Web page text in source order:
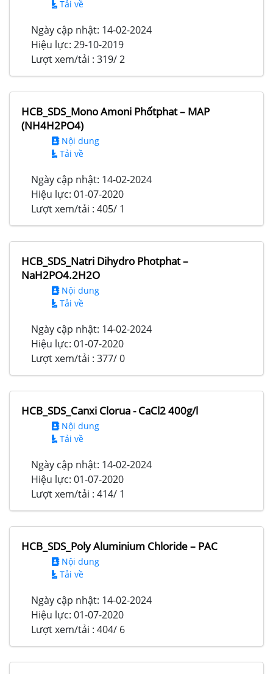
Tải về
Ngày cập nhật: 14-02-2024
Hiệu lực: 29-10-2019
Lượt xem/tải : 319/ 2
HCB_SDS_Mono Amoni Phốtphat – MAP
(NH4H2PO4)
Nội dung
Tải về
Ngày cập nhật: 14-02-2024
Hiệu lực: 01-07-2020
Lượt xem/tải : 405/ 1
HCB_SDS_Natri Dihydro Photphat –
NaH2PO4.2H2O
Nội dung
Tải về
Ngày cập nhật: 14-02-2024
Hiệu lực: 01-07-2020
Lượt xem/tải : 377/ 0
HCB_SDS_Canxi Clorua - CaCl2 400g/l
Nội dung
Tải về
Ngày cập nhật: 14-02-2024
Hiệu lực: 01-07-2020
Lượt xem/tải : 414/ 1
HCB_SDS_Poly Aluminium Chloride – PAC
Nội dung
Tải về
Ngày cập nhật: 14-02-2024
Hiệu lực: 01-07-2020
Lượt xem/tải : 404/ 6